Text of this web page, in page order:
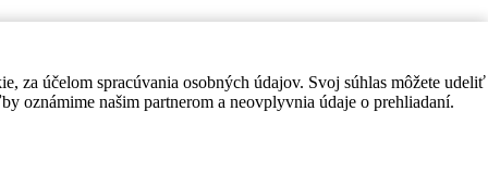
za účelom spracúvania osobných údajov. Svoj súhlas môžete udeliť
oznámime našim partnerom a neovplyvnia údaje o prehliadaní.